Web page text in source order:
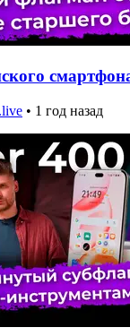
• 1 год назад